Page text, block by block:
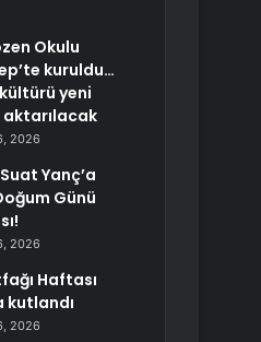
Okulu
kuruldu…
yeni
aktarılacak
2026
Yanç’a
Günü
2026
Haftası
kutlandı
2026